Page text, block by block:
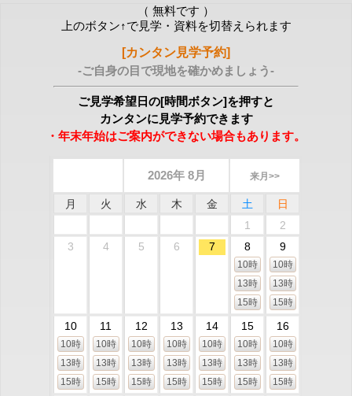
（ 無料です ）
上のボタン↑で見学・資料を切替えられます
[カンタン見学予約]
-ご自身の目で現地を確かめましょう-
ご見学希望日の[時間ボタン]を押すと
カンタンに見学予約できます
・年末年始はご案内ができない場合もあります。
2026年 8月 来月>>
月 火 水 木 金 土
日
1
2
3
4 5 6 7 8
10時
13時
15時
9
10時
13時
15時
10
10時
13時
15時
11
10時
13時
15時
12
10時
13時
15時
13
10時
13時
15時
14
10時
13時
15時
15
10時
13時
15時
16
10時
13時
15時